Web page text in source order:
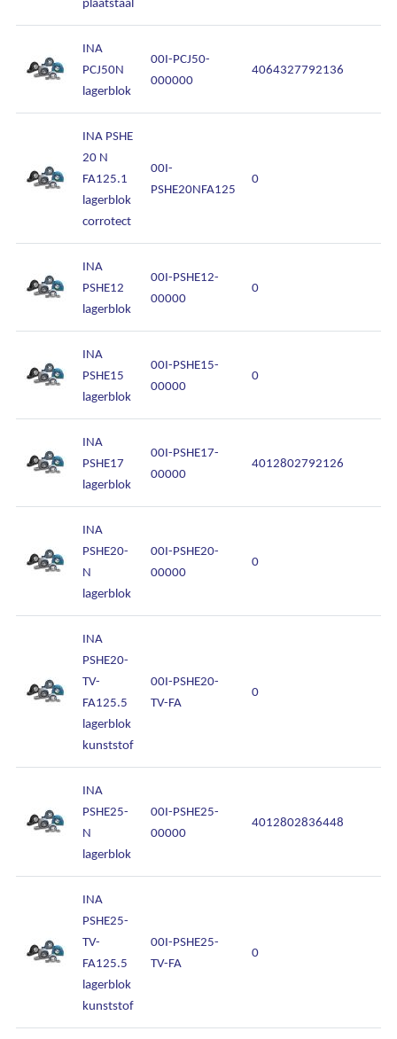
Over Kalkhuis
INA
PCJ50N
lagerblok
00I-PCJ50-
000000
4064327792136
INA PSHE
20 N
FA125.1
lagerblok
corrotect
00I-
PSHE20NFA125
0
INA
PSHE12
lagerblok
00I-PSHE12-
00000
0
INA
PSHE15
lagerblok
00I-PSHE15-
00000
0
INA
PSHE17
lagerblok
00I-PSHE17-
00000
4012802792126
INA
PSHE20-
N
lagerblok
00I-PSHE20-
00000
0
INA
PSHE20-
TV-
FA125.5
lagerblok
kunststof
00I-PSHE20-
TV-FA
0
INA
PSHE25-
N
lagerblok
00I-PSHE25-
00000
4012802836448
INA
PSHE25-
TV-
FA125.5
lagerblok
kunststof
00I-PSHE25-
TV-FA
0